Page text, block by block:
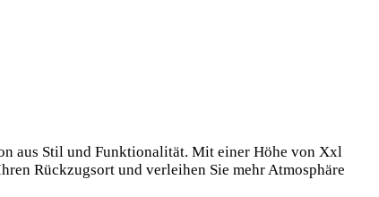
aus Stil und Funktionalität. Mit einer Höhe von Xxl
Rückzugsort und verleihen Sie mehr Atmosphäre